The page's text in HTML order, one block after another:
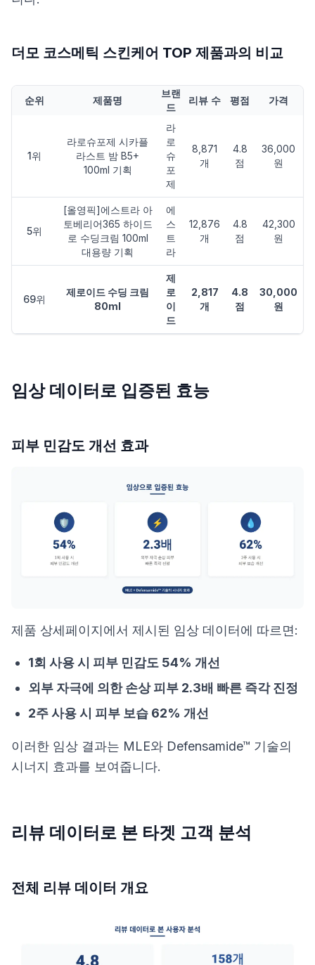
더모 코스메틱 스킨케어 TOP 제품과의 비교
순위 제품명
브랜
드
리뷰 수 평점 가격
1위
라로슈포제 시카플
라스트 밤 B5+
100ml 기획
라
로
슈
포
제
8,871
개
4.8
점
36,000
원
5위
[올영픽]에스트라 아
토베리어365 하이드
로 수딩크림 100ml
대용량 기획
에
스
트
라
12,876
개
4.8
점
42,300
원
69위
제로이드 수딩 크림
80ml
제
로
이
드
2,817
개
4.8
점
30,000
원
임상 데이터로 입증된 효능
피부 민감도 개선 효과
제품 상세페이지에서 제시된 임상 데이터에 따르면:
1회 사용 시 피부 민감도 54% 개선
외부 자극에 의한 손상 피부 2.3배 빠른 즉각 진정
2주 사용 시 피부 보습 62% 개선
이러한 임상 결과는 MLE와 Defensamide™ 기술의
시너지 효과를 보여줍니다.
리뷰 데이터로 본 타겟 고객 분석
전체 리뷰 데이터 개요